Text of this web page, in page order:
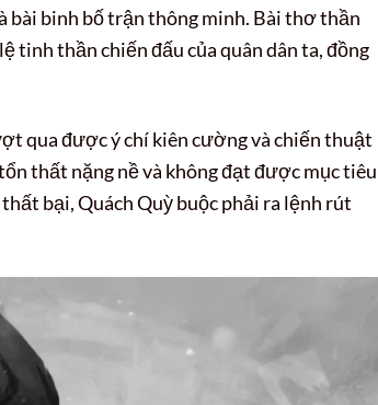
bài binh bố trận thông minh. Bài thơ thần
tinh thần chiến đấu của quân dân ta, đồng
qua được ý chí kiên cường và chiến thuật
thất nặng nề và không đạt được mục tiêu
bại, Quách Quỳ buộc phải ra lệnh rút